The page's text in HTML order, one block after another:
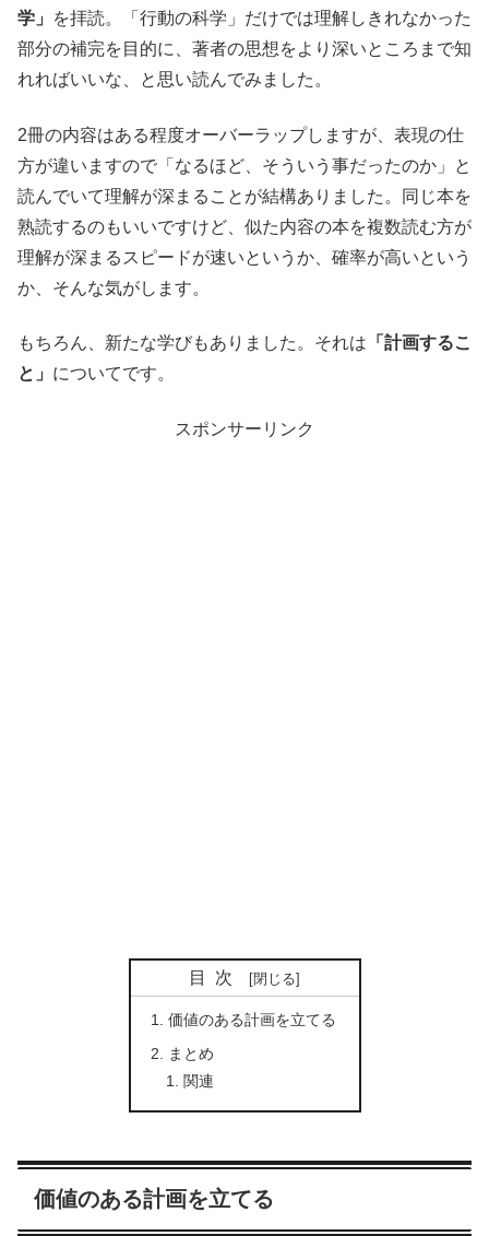
学」
を拝読。「行動の科学」だけでは理解しきれなかった
部分の補完を目的に、著者の思想をより深いところまで知
れればいいな、と思い読んでみました。
2冊の内容はある程度オーバーラップしますが、表現の仕
方が違いますので「なるほど、そういう事だったのか」と
読んでいて理解が深まることが結構ありました。同じ本を
熟読するのもいいですけど、似た内容の本を複数読む方が
理解が深まるスピードが速いというか、確率が高いという
か、そんな気がします。
もちろん、新たな学びもありました。それは 「計画するこ
と」 についてです。
スポンサーリンク
目次
価値のある計画を立てる
まとめ
関連
価値のある計画を立てる